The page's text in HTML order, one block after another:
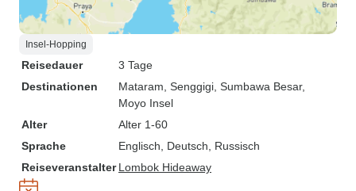
Insel-Hopping
Reisedauer
3 Tage
Destinationen
Mataram , Senggigi , Sumbawa Besar,
Moyo Insel
Alter
Alter 1-60
Sprache
Englisch, Deutsch, Russisch
Reiseveranstalter Lombok Hideaway